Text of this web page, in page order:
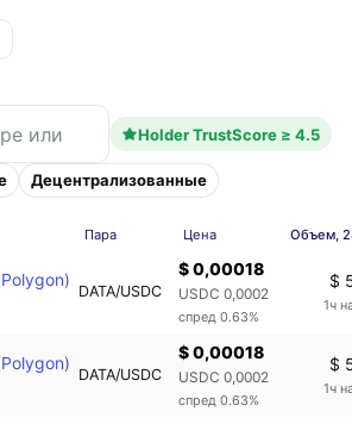
Holder TrustScore ≥ 4.5
Децентрализованные
Пара Цена Объем,
DATA/USDC
$ 0,00018
USDC 0,0002
спред 0.63%
$
1ч
DATA/USDC
$ 0,00018
USDC 0,0002
спред 0.63%
$
1ч